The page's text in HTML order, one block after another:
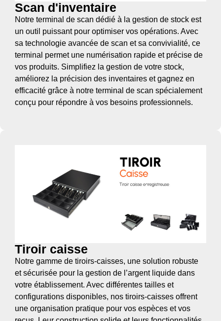
Scan d'inventaire
Notre terminal de scan dédié à la gestion de stock est
un outil puissant pour optimiser vos opérations. Avec
sa technologie avancée de scan et sa convivialité, ce
terminal permet une numérisation rapide et précise de
vos produits. Simplifiez la gestion de votre stock,
améliorez la précision des inventaires et gagnez en
efficacité grâce à notre terminal de scan spécialement
conçu pour répondre à vos besoins professionnels.
Tiroir caisse
Notre gamme de tiroirs-caisses, une solution robuste
et sécurisée pour la gestion de l’argent liquide dans
votre établissement. Avec différentes tailles et
configurations disponibles, nos tiroirs-caisses offrent
une organisation pratique pour vos espèces et vos